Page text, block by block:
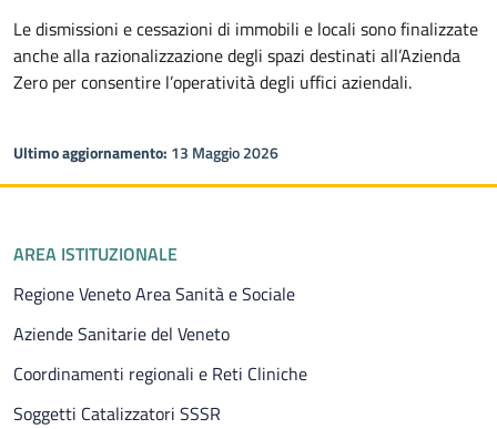
Le dismissioni e cessazioni di immobili e locali sono finalizzate
anche alla razionalizzazione degli spazi destinati all’Azienda
Zero per consentire l’operatività degli uffici aziendali.
Ultimo aggiornamento: 13 Maggio 2026
Piè di pagina
AREA ISTITUZIONALE
Regione Veneto Area Sanità e Sociale
Aziende Sanitarie del Veneto
Coordinamenti regionali e Reti Cliniche
Soggetti Catalizzatori SSSR